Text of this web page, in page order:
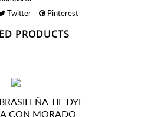
Twitter Pinterest
PRODUCTS
TIE DYE
CON MORADO